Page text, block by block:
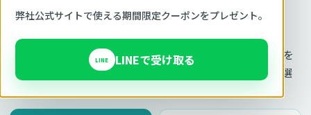
弊社公式サイトで使える期間限定クーポンをプレゼント。
LINE LINEで受け取る
車種と年式で適合確認
Ottocast（オットキャスト）の対応製品、条件、注意事項を
このページ内で見られます。 迷った場合は、車種と年式を選